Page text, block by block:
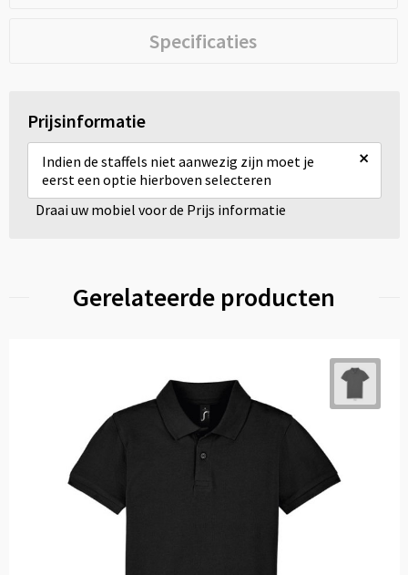
Specificaties
Prijsinformatie
Indien de staffels niet aanwezig zijn moet je
eerst een optie hierboven selecteren
×
Draai uw mobiel voor de Prijs informatie
Gerelateerde producten